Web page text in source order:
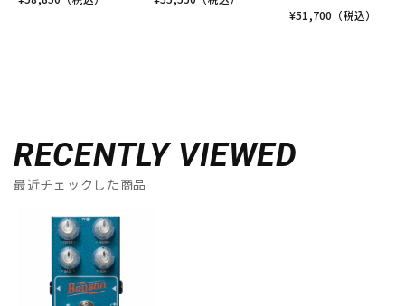
¥51,700 （税込）
RECENTLY VIEWED
最近チェックした商品